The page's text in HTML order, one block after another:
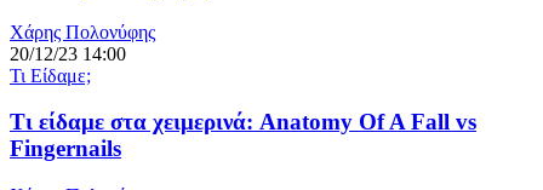
Χάρης Πολονύφης
20/12/23 14:00
Τι Είδαμε;
Τι είδαμε στα χειμερινά: Anatomy Of A Fall vs
Fingernails